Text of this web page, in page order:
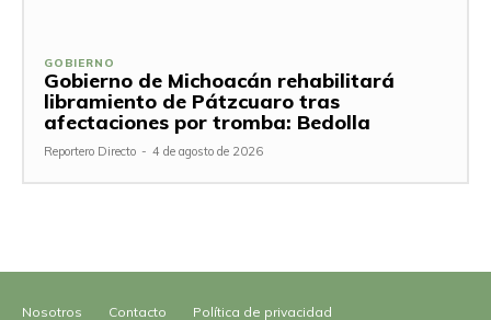
GOBIERNO
Gobierno de Michoacán rehabilitará
libramiento de Pátzcuaro tras
afectaciones por tromba: Bedolla
Reportero Directo - 4 de agosto de 2026
Nosotros Contacto Política de privacidad